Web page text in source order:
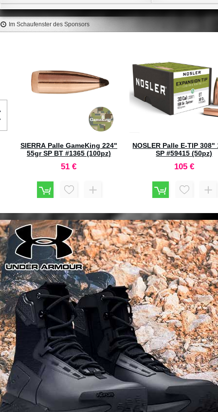
Im Schaufenster des Sponsors
NOSLER Palle Ballistic Tip 277"
140gr SP Yellow Tip #27140
53,2 €